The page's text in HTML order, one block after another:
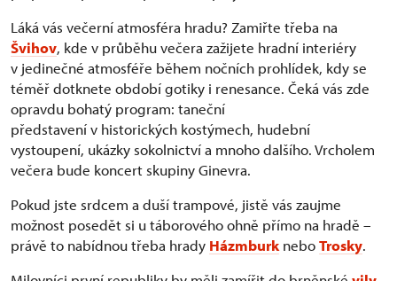
Láká vás večerní atmosféra hradu? Zamiřte třeba na
Švihov, kde v průběhu večera zažijete hradní interiéry
v jedinečné atmosféře během nočních prohlídek, kdy se
téměř dotknete období gotiky i renesance. Čeká vás zde
opravdu bohatý program: taneční
představení v historických kostýmech, hudební
vystoupení, ukázky sokolnictví a mnoho dalšího. Vrcholem
večera bude koncert skupiny Ginevra.
Pokud jste srdcem a duší trampové, jistě vás zaujme
možnost posedět si u táborového ohně přímo na hradě –
právě to nabídnou třeba hrady Házmburk neboTrosky.